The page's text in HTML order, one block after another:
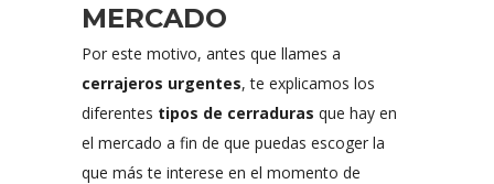
MERCADO
Por este motivo, antes que llames a
cerrajeros urgentes, te explicamos los
diferentes tipos de cerraduras que hay en
el mercado a fin de que puedas escoger la
que más te interese en el momento de